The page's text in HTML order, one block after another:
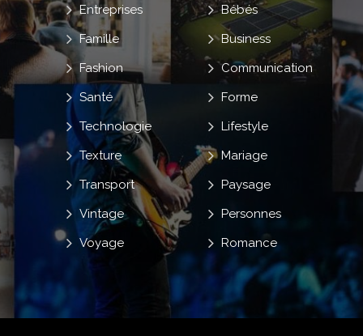
Bébés
Business
Communication
Entreprises
Famille
Fashion
Forme
Lifestyle
Mariage
Paysage
Personnes
Romance
Santé
Technologie
Texture
Transport
Vintage
Voyage